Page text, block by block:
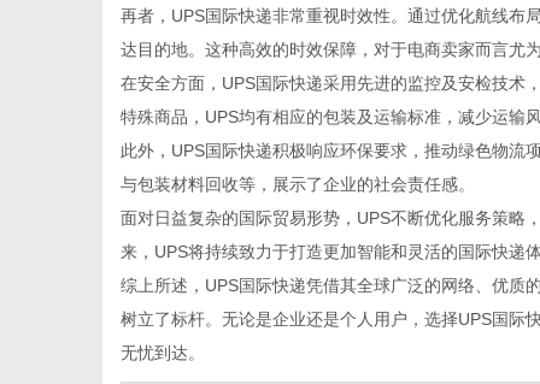
再者，UPS国际快递非常重视时效性。通过优化航线布
达目的地。这种高效的时效保障，对于电商卖家而言尤
在安全方面，UPS国际快递采用先进的监控及安检技术
特殊商品，UPS均有相应的包装及运输标准，减少运输
此外，UPS国际快递积极响应环保要求，推动绿色物流
与包装材料回收等，展示了企业的社会责任感。
面对日益复杂的国际贸易形势，UPS不断优化服务策略
来，UPS将持续致力于打造更加智能和灵活的国际快递
综上所述，UPS国际快递凭借其全球广泛的网络、优质
树立了标杆。无论是企业还是个人用户，选择UPS国际
无忧到达。